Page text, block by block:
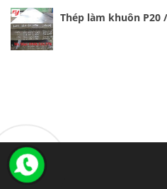
Thép làm khuôn P20